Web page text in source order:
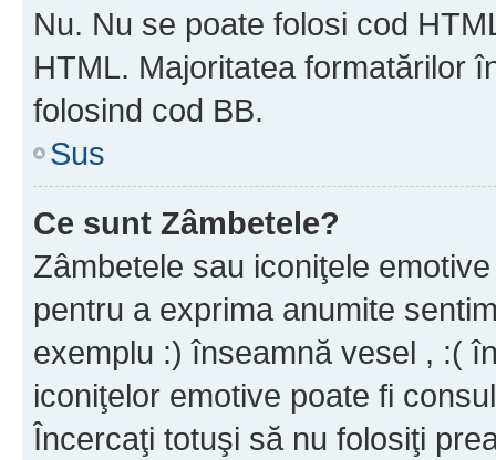
Nu. Nu se poate folosi cod
HTML. Majoritatea formatărilor
folosind cod BB.
Sus
Ce sunt Zâmbetele?
Zâmbetele sau iconiţele
pentru a exprima anumite
exemplu :) înseamnă vesel , :(
iconiţelor emotive poate fi
Încercaţi totuşi să nu folosiţi